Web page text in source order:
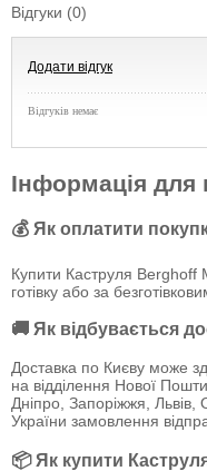
Відгуки (0)
Додати відгук
Відгуків немає
Інформація для
💰 Як оплатити
Купити Каструля
готівку або за
🚚 Як відбувається
Доставка по Києву може
на відділення Нової
Дніпро, Запоріжжя, Львів,
України замовлення
📦 Як купити